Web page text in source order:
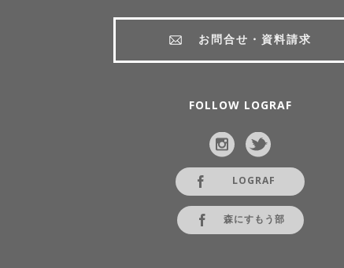
お問合せ・資料請求
FOLLOW LOGRAF
LOGRAF
森にすもう部